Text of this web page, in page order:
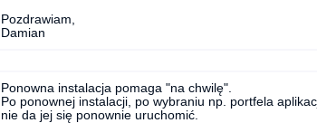
Pozdrawiam,
Damian
Ponowna instalacja pomaga "na chwilę".
Po ponownej instalacji, po wybraniu np. portfela
nie da jej się ponownie uruchomić.